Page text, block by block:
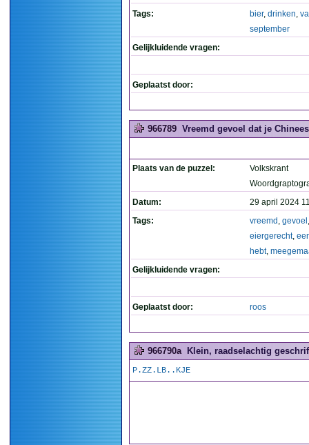
Tags: bier, drinken,
september
Gelijkluidende vragen:
Geplaatst door:
966789 Vreemd gevoel dat je
Plaats van de puzzel:
Volkskrant
Datum:
29 april 2024
Tags:
vreemd , gevoel
eiergerecht,
hebt,
Gelijkluidende vragen:
Geplaatst door: roos
966790a Klein, raadselachtig
P.ZZ.LB..KJE